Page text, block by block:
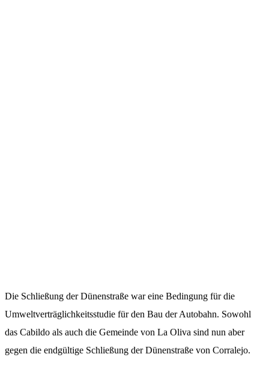
Die Schließung der Dünenstraße war eine Bedingung für die
Umweltverträglichkeitsstudie für den Bau der Autobahn. Sowohl
das Cabildo als auch die Gemeinde von La Oliva sind nun aber
gegen die endgültige Schließung der Dünenstraße von Corralejo.